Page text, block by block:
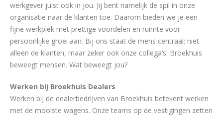
werkgever juist ook in jou. Jij bent namelijk de spil in onze
organisatie naar de klanten toe. Daarom bieden we je een
fijne werkplek met prettige voordelen en ruimte voor
persoonlijke groei aan. Bij ons staat de mens centraal; niet
alleen de klanten, maar zeker ook onze collega’s. Broekhuis
beweegt mensen. Wat beweegt jou?
Werken bij Broekhuis Dealers
Werken bij de dealerbedrijven van Broekhuis betekent werken
met de mooiste wagens. Onze teams op de vestigingen zetten